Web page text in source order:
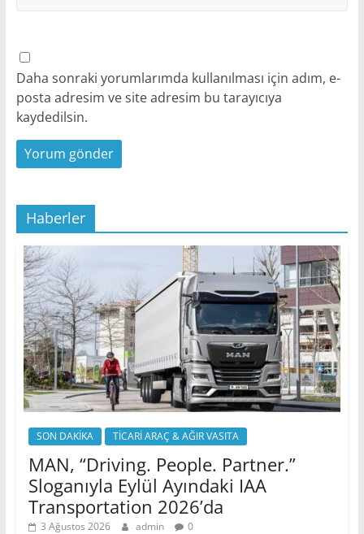
Daha sonraki yorumlarımda kullanılması için adım, e-
posta adresim ve site adresim bu tarayıcıya
kaydedilsin.
Haberler
SON DAKİKA TİCARİ ARAÇ & AĞIR VASITA
MAN, “Driving. People. Partner.”
Sloganıyla Eylül Ayındaki IAA
Transportation 2026’da
3 Ağustos 2026 admin 0